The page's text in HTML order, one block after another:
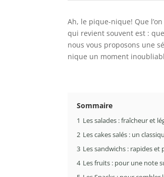
Ah, le pique-nique! Que
qui revient souvent est :
nous vous proposons une
nique un moment
Sommaire
1 Les salades : fraîcheur et
2 Les cakes salés : un
3 Les sandwichs : rapides et
4 Les fruits : pour une note